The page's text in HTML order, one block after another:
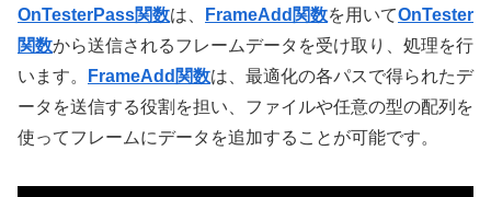
OnTesterPass関数は、 FrameAdd関数を用いてOnTester
関数から送信されるフレームデータを受け取り、処理を行
います。
FrameAdd関数は、最適化の各パスで得られたデ
ータを送信する役割を担い、ファイルや任意の型の配列を
使ってフレームにデータを追加することが可能です。